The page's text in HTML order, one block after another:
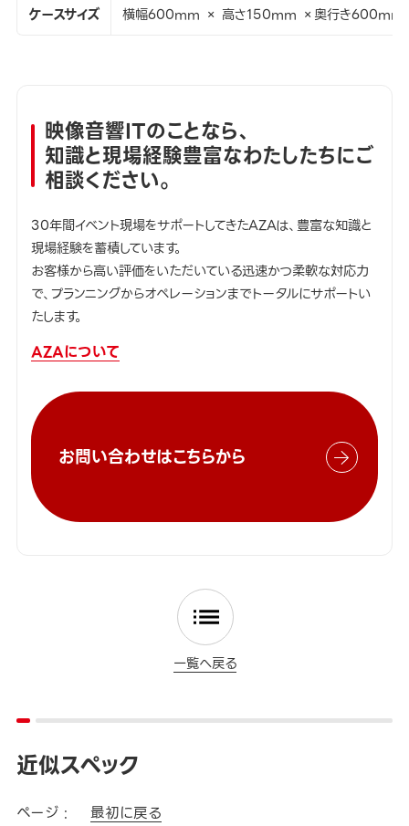
ケースサイズ
横幅600mm × 高さ150mm ×奥行き600mm
映像音響ITのことなら、
知識と現場経験豊富なわたしたちにご
相談ください。
30年間イベント現場をサポートしてきたAZAは、豊富な知識と
現場経験を蓄積しています。
お客様から高い評価をいただいている迅速かつ柔軟な対応力
で、プランニングからオペレーションまでトータルにサポートい
たします。
AZAについて
お問い合わせはこちらから
一覧へ戻る
近似スペック
ページ : 最初に戻る